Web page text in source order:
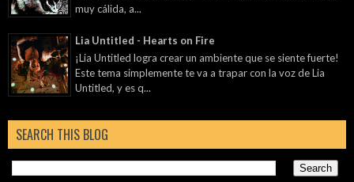
muy cálida, a...
Lia Untitled - Hearts on Fire
¡Lia Untitled logra crear un ambiente que se siente fuerte!
Este tema simplemente te va a trapar con la voz de Lia
Untitled, y es q...
SEARCH THIS BLOG